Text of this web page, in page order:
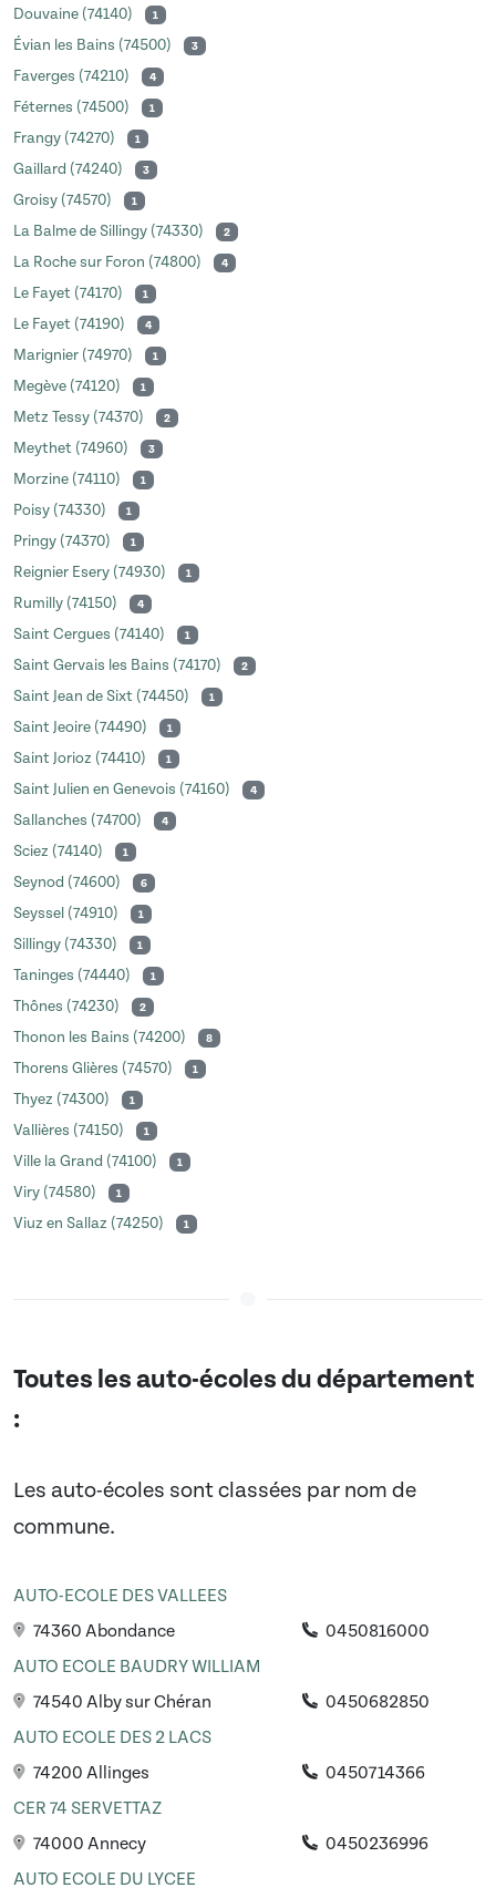
Douvaine (74140) 1
Évian les Bains (74500) 3
Faverges (74210) 4
Féternes (74500) 1
Frangy (74270) 1
Gaillard (74240) 3
Groisy (74570) 1
La Balme de Sillingy (74330) 2
La Roche sur Foron (74800) 4
Le Fayet (74170) 1
Le Fayet (74190) 4
Marignier (74970) 1
Megève (74120) 1
Metz Tessy (74370) 2
Meythet (74960) 3
Morzine (74110) 1
Poisy (74330) 1
Pringy (74370) 1
Reignier Esery (74930) 1
Rumilly (74150) 4
Saint Cergues (74140) 1
Saint Gervais les Bains (74170) 2
Saint Jean de Sixt (74450) 1
Saint Jeoire (74490) 1
Saint Jorioz (74410) 1
Saint Julien en Genevois (74160) 4
Sallanches (74700) 4
Sciez (74140) 1
Seynod (74600) 6
Seyssel (74910) 1
Sillingy (74330) 1
Taninges (74440) 1
Thônes (74230) 2
Thonon les Bains (74200) 8
Thorens Glières (74570) 1
Thyez (74300) 1
Vallières (74150) 1
Ville la Grand (74100) 1
Viry (74580) 1
Viuz en Sallaz (74250) 1
Toutes les auto-écoles du département
:
Les auto-écoles sont classées par nom de
commune.
AUTO-ECOLE DES VALLEES
74360 Abondance
0450816000
AUTO ECOLE BAUDRY WILLIAM
74540 Alby sur Chéran
0450682850
AUTO ECOLE DES 2 LACS
74200 Allinges
0450714366
CER 74 SERVETTAZ
74000 Annecy
0450236996
AUTO ECOLE DU LYCEE